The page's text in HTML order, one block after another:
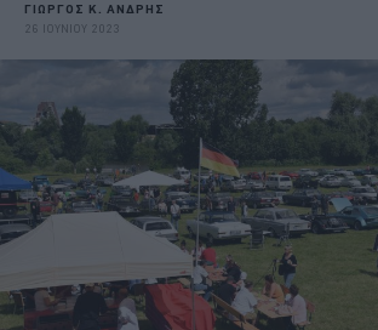
ΓΙΩΡΓΟΣ Κ. ΑΝΔΡΗΣ
26 ΙΟΥΝΙΟΥ 2023